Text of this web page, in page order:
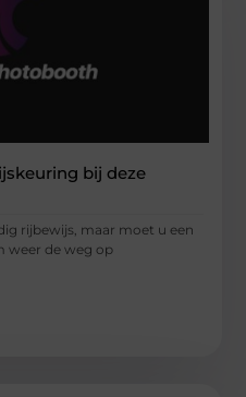
bij deze
rijbewijs, maar moet u een
weer de weg op